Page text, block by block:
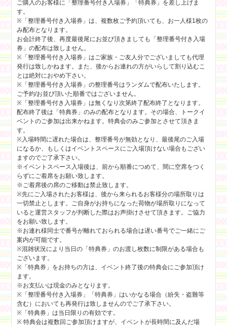
ご購入のお客様に「整理番号付き入場券」「特典券」を差し上げま
す。
※「整理番号付き入場券」は、複数枚ご予約頂いても、お一人様1枚の
み配布となります。
お会計終了後、再度最後尾にお並び頂きましても「整理番号付き入場
券」の配布は致しません。
※「整理番号付き入場券」はご家族・ご友人分でございましても代理
発行は致しかねます。また、後からお連れの方がいらして割り込むこ
とは絶対におやめ下さい。
※「整理番号付き入場券」の整理番号はランダムで配布いたします。
ご予約/お並び頂いた順番ではございません。
※「整理番号付き入場券」は無くなり次第終了配布終了となります。
配布終了後は「特典券」のみの配布となります。その場合、トークイ
ベントのご参加は出来かねます。特典会のみご参加とさせて頂きま
す。
※入場時間に遅れた場合は、整理番号が無効となり、最後尾のご入場
になるか、もしくはイベントスペースにご入場頂けない場合もござい
ますのでご了承下さい。
※イベントスペース入場後は、前から順番につめて、間に空席をつく
らずにご着席をお願い致します。
※ご着席後の席のご移動は禁止致します。
※先にご入場されたお客様は、後から来られるお客様分の場所取りは
一切禁止とします。ご自身がお持ちになった荷物が場所取りになって
いると運営スタッフが判断した際はお声掛けさせて頂きます。ご協力
をお願い致します。
※お連れ様同士で番号が離れておられる場合は遅い番号でご一緒にご
案内が可能です。
※混雑状況により当日の「特典券」のお渡し枚数に制限がある場合も
ございます。
※「特典券」をお持ちの方は、イベント終了後の特典会にご参加頂け
ます。
※お支払いは現金のみとなります。
※「整理番号付き入場券」「特典券」はいかなる場合（紛失・盗難等
含む）においても再発行は致しませんのでご了承下さい。
※「特典券」は当日限りの有効です。
※ 特典会は複数回ご参加頂けますが、イベントが長時間に及んだ場